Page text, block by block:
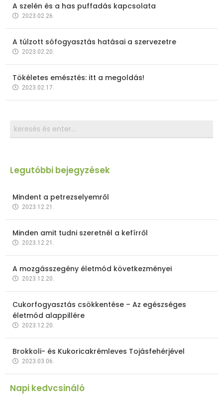
A szelén és a has puffadás kapcsolata
2023.02.26.
A túlzott sófogyasztás hatásai a szervezetre
2023.02.20.
Tökéletes emésztés: itt a megoldás!
2023.02.17.
Legutóbbi bejegyzések
Mindent a petrezselyemről
2023.12.21.
Minden amit tudni szeretnél a kefírről
2023.12.21.
A mozgásszegény életmód következményei
2023.12.20.
Cukorfogyasztás csökkentése – Az egészséges
életmód alappillére
2023.12.20.
Brokkoli- és Kukoricakrémleves Tojásfehérjével
2023.03.06.
Napi kedvcsináló